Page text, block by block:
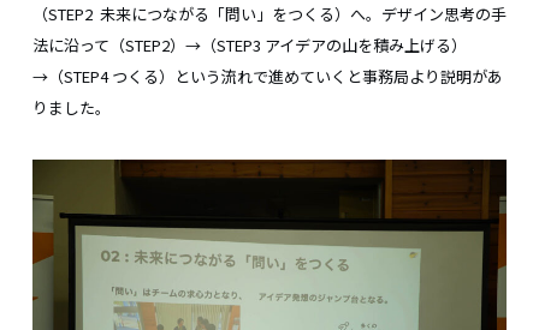
（STEP2 未来につながる「問い」をつくる）へ。デザイン思考の手
法に沿って（STEP2）→（STEP3 アイデアの山を積み上げる）
→（STEP4 つくる）という流れで進めていくと事務局より説明があ
りました。